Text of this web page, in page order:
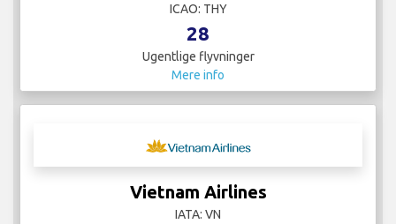
ICAO: THY
28
Ugentlige flyvninger
Mere info
Vietnam Airlines
IATA: VN